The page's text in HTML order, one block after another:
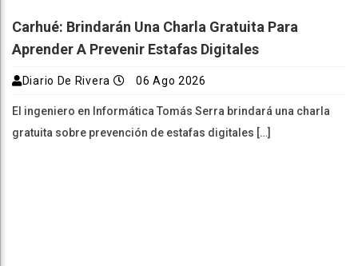
Carhué: Brindarán Una Charla Gratuita Para
Aprender A Prevenir Estafas Digitales
Diario De Rivera 06 Ago 2026
El ingeniero en Informática Tomás Serra brindará una charla
gratuita sobre prevención de estafas digitales […]